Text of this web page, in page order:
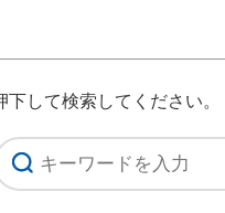
下して検索してください。